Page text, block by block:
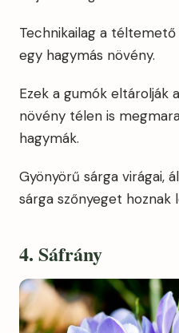
Technikailag a
egy hagymás növény.
Ezek a gumók eltárolják
növény télen is
hagymák.
Gyönyörű sárga virágai,
sárga szőnyeget hoznak
4. Sáfrány